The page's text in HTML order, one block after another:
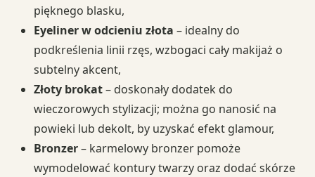
pięknego blasku,
Eyeliner w odcieniu złota – idealny do
podkreślenia linii rzęs, wzbogaci cały makijaż o
subtelny akcent,
Złoty brokat– doskonały dodatek do
wieczorowych stylizacji; można go nanosić na
powieki lub dekolt, by uzyskać efekt glamour,
Bronzer– karmelowy bronzer pomoże
wymodelować kontury twarzy oraz dodać skórze